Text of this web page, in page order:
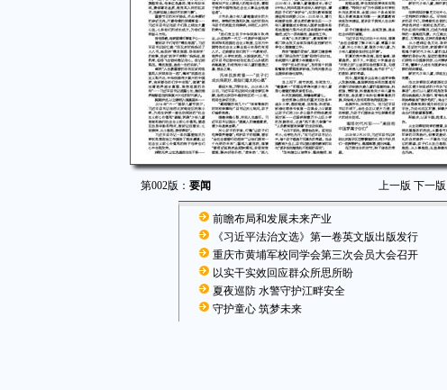
第002版： 要闻 上一版 下一版
前瞻布局和发展未来产业
《习近平法治文选》第一卷英文版出版发行
重庆市黄埔军校同学会第三次会员大会召开
以实干实效回应群众所思所盼
夏夜巡防 水警守护江畔安全
守护童心 筑梦未来